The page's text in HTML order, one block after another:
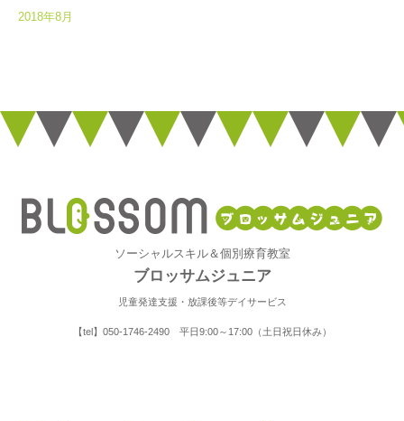
2018年8月
ソーシャルスキル＆個別療育教室
ブロッサムジュニア
児童発達支援・放課後等デイサービス
【tel】050-1746-2490 平日9:00～17:00（土日祝日休み）